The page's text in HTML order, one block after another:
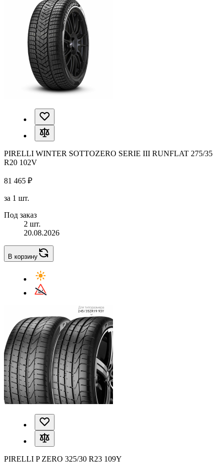
PIRELLI WINTER SOTTOZERO SERIE III RUNFLAT 275/35
R20 102V
81 465 ₽
за 1 шт.
Под заказ
2 шт.
20.08.2026
В корзину
PIRELLI P ZERO 325/30 R23 109Y